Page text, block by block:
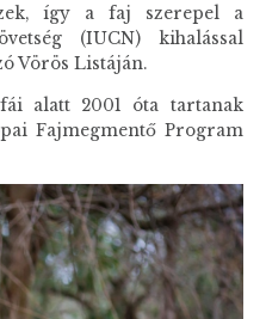
így a faj szerepel a
(IUCN) kihalással
Vörös Listáján.
alatt 2001 óta tartanak
Fajmegmentő Program